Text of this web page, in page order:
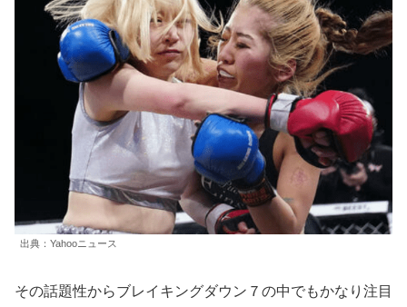
出典：Yahooニュース
その話題性からブレイキングダウン７の中でもかなり注目